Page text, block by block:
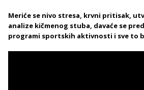
Meriće se nivo stresa, krvni pritisak,
analize kičmenog stuba, davaće se
programi sportskih aktivnosti i sve to